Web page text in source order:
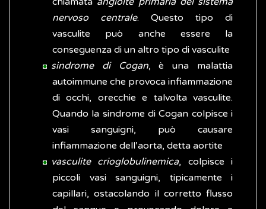
nervoso centrale. Questo tipo di
vasculite può anche essere la
conseguenza di un altro tipo di vasculite
sindrome di Cogan, è una malattia
autoimmune che provoca infiammazione
di occhi, orecchie e talvolta vasculite.
Quando la sindrome di Cogan colpisce i
vasi sanguigni, può causare
infiammazione dell’aorta, detta aortite
vasculite crioglobulinemica, colpisce i
piccoli vasi sanguigni, tipicamente i
capillari, ostacolando il corretto flusso